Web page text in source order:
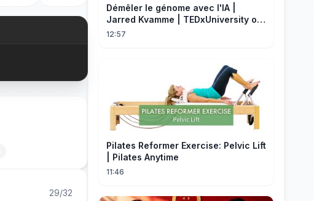
29/32
Démêler le génome avec l'IA |
Jarred Kvamme | TEDxUniversity of
Montana Western
12:57
Pilates Reformer Exercise: Pelvic Lift
| Pilates Anytime
11:46